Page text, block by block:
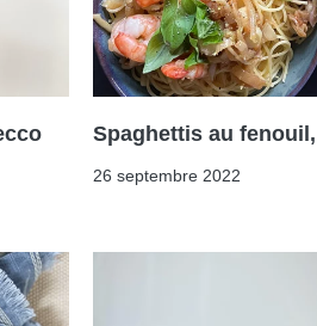
Spaghettis au
26 septembre 2022